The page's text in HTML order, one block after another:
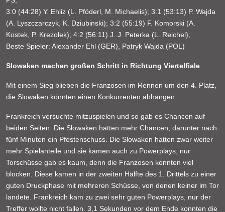
3:0 (44:28) Y. Ehliz (L. Pföderl, M. Michaelis); 3:1 (53:13) P. Wajda
(A. Lyszczarczyk, K. Dziubinski); 3:2 (55:19) F. Komorski (A.
Kostek, P. Krezolek); 4:2 (56:11) J. J. Peterka (L. Reichel);
Beste Spieler: Alexander Ehl (GER), Patryk Wajda (POL)
Slowaken machen großen Schritt in Richtung Viertelfiale
Mit einem Sieg blieben die Franzosen im Rennen um den 4. Platz,
die Slowaken könnten einen Konkurrenten abhängen.
Frankreich versuchte mitzuspielen und so gab es Chancen auf
beiden Seiten. Die Slowaken hatten mehr Chancen, darunter nach
fünf Minuten ein Pfostenschuss. Die Slowaken hatten zwar weiter
mehr Spielanteile und sie kamen auch zu Powerplays, nur
Torschüsse gab es kaum, denn die Franzosen konnten viel
blocken. Diese kamen in der zweiten Hälfte des 1. Drittels zu einer
guten Druckphase mit mehreren Schüsse, von denen keiner im Tor
landete. Frankreich kam zu zwei sehr guten Powerplays, nur der
Treffer wollte nicht fallen. 3,1 Sekunden vor dem Ende konnten die